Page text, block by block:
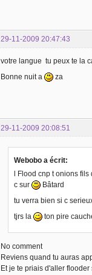
29-11-2009 20:47:43
votre langue tu peux te la
Bonne nuit a
za
29-11-2009 20:08:51
Webobo a écrit:
l Flood cnp t onions fils
c sur
Bâtard
tu verra bien si c
tjrs la
ton pire
No comment
Reviens quand tu auras
Et je te priais d'aller